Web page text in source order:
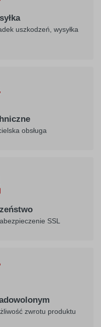
uszkodzeń, wysyłka
obsługa
SSL
zwrotu produktu